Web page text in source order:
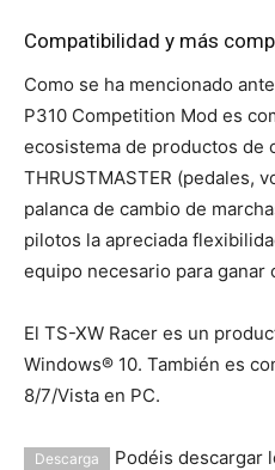
Compatibilidad y más
Como se ha mencionado
P310 Competition Mod es
ecosistema de productos de
THRUSTMASTER (pedales,
palanca de cambio de
pilotos la apreciada
equipo necesario para ganar
El TS-XW Racer es un
Windows® 10. También es
8/7/Vista en PC.
Descarga
Podéis descargar